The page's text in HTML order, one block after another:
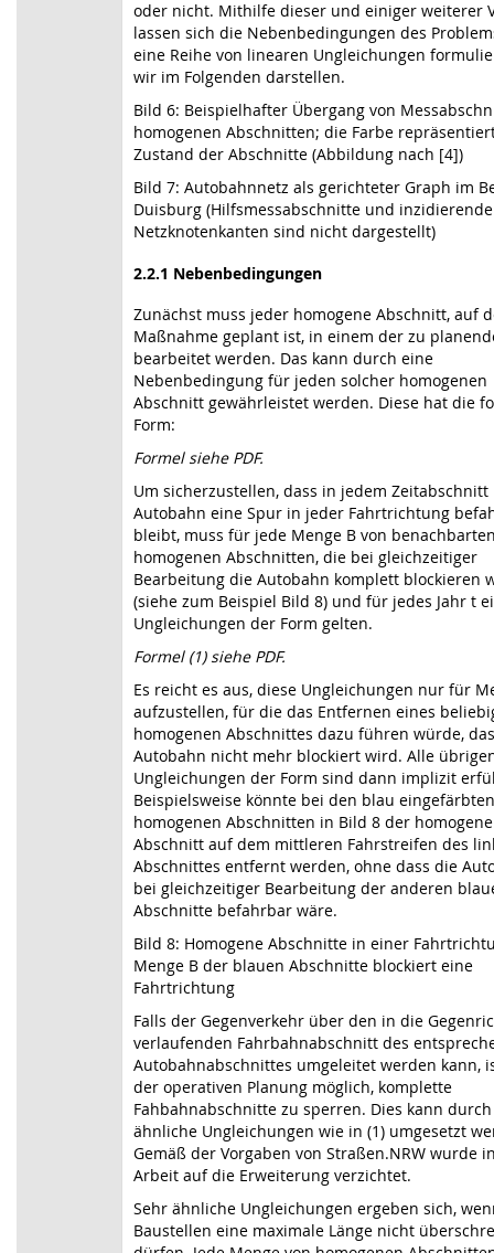
oder nicht. Mithilfe dieser und einiger weiterer
lassen sich die Nebenbedingungen des
eine Reihe von linearen Ungleichungen
wir im Folgenden darstellen.
Bild 6: Beispielhafter Übergang von
homogenen Abschnitten; die Farbe
Zustand der Abschnitte (Abbildung nach [4])
Bild 7: Autobahnnetz als gerichteter Graph im
Duisburg (Hilfsmessabschnitte und inzidierende
Netzknotenkanten sind nicht dargestellt)
2.2.1 Nebenbedingungen
Zunächst muss jeder homogene Abschnitt, auf
Maßnahme geplant ist, in einem der zu
bearbeitet werden. Das kann durch eine
Nebenbedingung für jeden solcher homogenen
Abschnitt gewährleistet werden. Diese hat die
Form:
Formel siehe PDF.
Um sicherzustellen, dass in jedem Zeitabschnitt
Autobahn eine Spur in jeder Fahrtrichtung
bleibt, muss für jede Menge B von
homogenen Abschnitten, die bei gleichzeitiger
Bearbeitung die Autobahn komplett blockieren
(siehe zum Beispiel Bild 8) und für jedes Jahr t
Ungleichungen der Form gelten.
Formel (1) siehe PDF.
Es reicht es aus, diese Ungleichungen nur für
aufzustellen, für die das Entfernen eines
homogenen Abschnittes dazu führen würde,
Autobahn nicht mehr blockiert wird. Alle
Ungleichungen der Form sind dann implizit
Beispielsweise könnte bei den blau eingefärbten
homogenen Abschnitten in Bild 8 der homogene
Abschnitt auf dem mittleren Fahrstreifen des
Abschnittes entfernt werden, ohne dass die
bei gleichzeitiger Bearbeitung der anderen
Abschnitte befahrbar wäre.
Bild 8: Homogene Abschnitte in einer
Menge B der blauen Abschnitte blockiert eine
Fahrtrichtung
Falls der Gegenverkehr über den in die
verlaufenden Fahrbahnabschnitt des
Autobahnabschnittes umgeleitet werden kann,
der operativen Planung möglich, komplette
Fahbahnabschnitte zu sperren. Dies kann durch
ähnliche Ungleichungen wie in (1) umgesetzt
Gemäß der Vorgaben von Straßen.NRW wurde
Arbeit auf die Erweiterung verzichtet.
Sehr ähnliche Ungleichungen ergeben sich,
Baustellen eine maximale Länge nicht